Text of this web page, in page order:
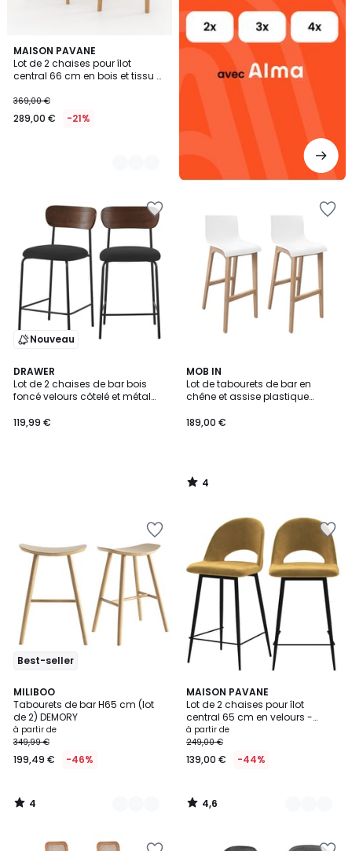
MAISON PAVANE
Lot de 2 chaises pour îlot
central 66 cm en bois et tissu -
369,00 €
289,00 € -21%
2
Couleurs
Nouveau
DRAWER
Lot de 2 chaises de bar bois
foncé velours côtelé et métal
119,99 €
MOB IN
Lot de tabourets de bar en
chêne et assise plastique
Lot de 2
189,00 €
4
/
5
4
/
Best-seller
MILIBOO
Tabourets de bar H65 cm (lot
de 2) DEMORY
à partir de
349,99 €
199,49 € -46%
4
/
5
3
Couleurs
4
/
MAISON PAVANE
Lot de 2 chaises pour îlot
central 65 cm en velours -
PÉNÉLOPE
à partir de
249,00 €
139,00 € -44%
4,6
/ 5
3
Couleurs
4,6
/